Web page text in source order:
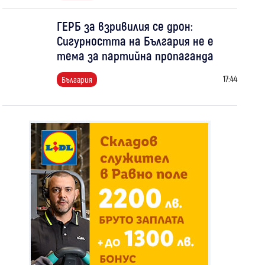
ГЕРБ за взривилия се дрон:
Сигурността на България не е
тема за партийна пропаганда
България 17:44